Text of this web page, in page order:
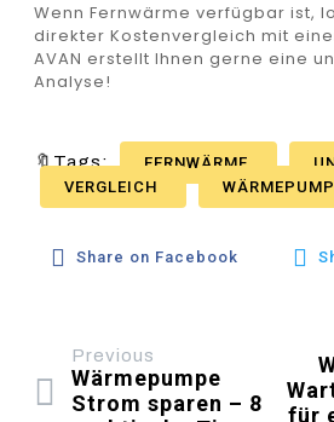
Wenn Fernwärme verfügbar ist,
direkter Kostenvergleich mit
AVAN erstellt Ihnen gerne eine
Analyse!
🔖Tags: FERNWÄRME
VERGLEICH
Share on Facebook
Previous
Wärmepumpe
Strom sparen – 8
für